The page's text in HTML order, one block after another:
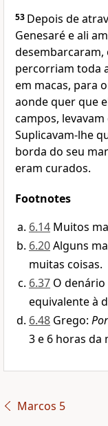
53 Depois de
Genesaré e ali
desembarcaram,
percorriam toda
em macas, para
aonde quer que
campos,
Suplicavam-lhe
borda do seu
eram curados.
Footnotes
6.14 Muitos
6.20Alguns
muitas coisas.
6.37 O
equivalente à
6.48 Grego:
3 e 6 horas da
Marcos 5